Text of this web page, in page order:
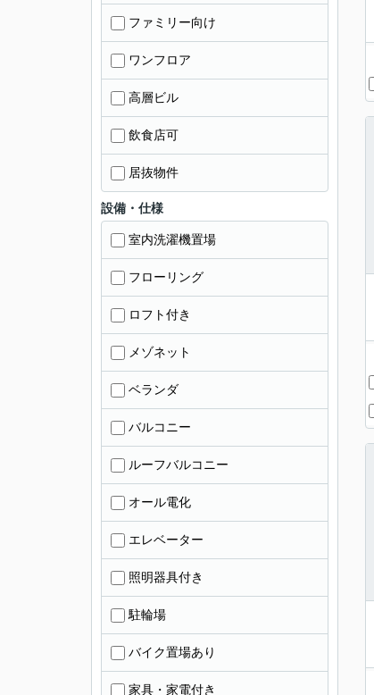
ファミリー向け
ワンフロア
高層ビル
飲食店可
居抜物件
設備・仕様
室内洗濯機置場
フローリング
ロフト付き
メゾネット
ベランダ
バルコニー
ルーフバルコニー
オール電化
エレベーター
照明器具付き
駐輪場
バイク置場あり
家具・家電付き